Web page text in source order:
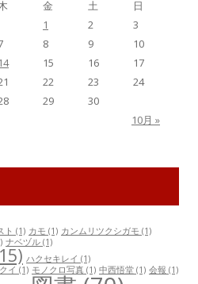
金 土
日
1
2
3
8 9
10
14 15 16
17
22 23
24
29
30
10月 »
ト (1) カモ (1) カンムリツクシガモ (1)
ナベヅル (1)
ハクセキレイ (1)
イ (1) モノクロ写真 (1) 中西悟堂 (1) 会報 (1)